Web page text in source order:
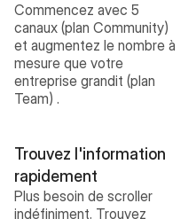
Commencez avec 5
canaux (plan Community)
et augmentez le nombre à
mesure que votre
entreprise grandit (plan
Team) .
Trouvez l'information
rapidement
Plus besoin de scroller
indéfiniment. Trouvez